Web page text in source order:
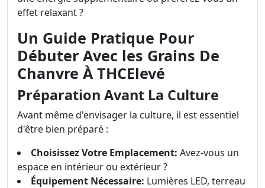
effet relaxant ?
Un Guide Pratique Pour
Débuter Avec les Grains De
Chanvre À THCElevé
Préparation Avant La Culture
Avant même d'envisager la culture, il est essentiel
d'être bien préparé :
Choisissez Votre Emplacement: Avez-vous un
espace en intérieur ou extérieur ?
Équipement Nécessaire: Lumières LED, terreau